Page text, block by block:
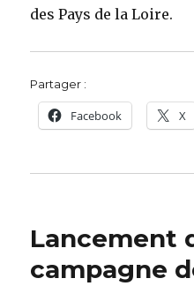
des Pays de la Loire.
Partager :
Facebook X
Lancement
campagne